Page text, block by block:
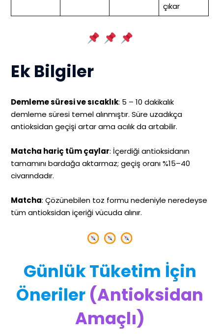
çıkar
Ek Bilgiler
Demleme süresi ve sıcaklık: 5 – 10 dakikalık
demleme süresi temel alınmıştır. Süre uzadıkça
antioksidan geçişi artar ama acılık da artabilir.
Matcha hariç tüm çaylar: İçerdiği antioksidanın
tamamını bardağa aktarmaz; geçiş oranı %15–40
civarındadır.
Matcha: Çözünebilen toz formu nedeniyle neredeyse
tüm antioksidan içeriği vücuda alınır.
Günlük Tüketim İçin
Öneriler (Antioksidan
Amaçlı)